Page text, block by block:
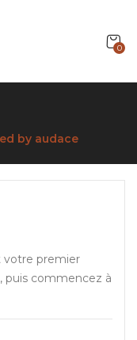
0
by audace
votre premier
puis commencez à